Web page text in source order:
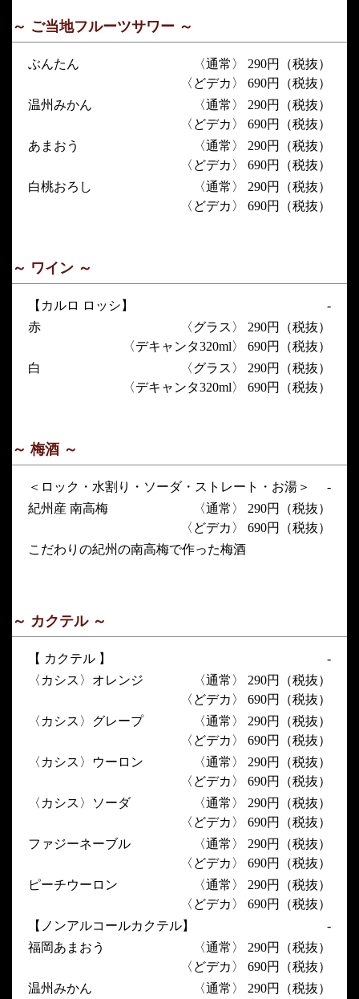
～ ご当地フルーツサワー ～
ぶんたん
〈通常〉 290円（税抜）
〈どデカ〉 690円（税抜）
温州みかん
〈通常〉 290円（税抜）
〈どデカ〉 690円（税抜）
あまおう
〈通常〉 290円（税抜）
〈どデカ〉 690円（税抜）
白桃おろし
〈通常〉 290円（税抜）
〈どデカ〉 690円（税抜）
～ ワイン ～
【カルロ ロッシ】
-
赤
〈グラス〉 290円（税抜）
〈デキャンタ320ml〉 690円（税抜）
白
〈グラス〉 290円（税抜）
〈デキャンタ320ml〉 690円（税抜）
～ 梅酒 ～
＜ロック・水割り・ソーダ・ストレート・お湯＞
-
紀州産 南高梅
〈通常〉 290円（税抜）
〈どデカ〉 690円（税抜）
こだわりの紀州の南高梅で作った梅酒
～ カクテル ～
【 カクテル 】
-
〈カシス〉オレンジ
〈通常〉 290円（税抜）
〈どデカ〉 690円（税抜）
〈カシス〉グレープ
〈通常〉 290円（税抜）
〈どデカ〉 690円（税抜）
〈カシス〉ウーロン
〈通常〉 290円（税抜）
〈どデカ〉 690円（税抜）
〈カシス〉ソーダ
〈通常〉 290円（税抜）
〈どデカ〉 690円（税抜）
ファジーネーブル
〈通常〉 290円（税抜）
〈どデカ〉 690円（税抜）
ピーチウーロン
〈通常〉 290円（税抜）
〈どデカ〉 690円（税抜）
【ノンアルコールカクテル】
-
福岡あまおう
〈通常〉 290円（税抜）
〈どデカ〉 690円（税抜）
温州みかん
〈通常〉 290円（税抜）